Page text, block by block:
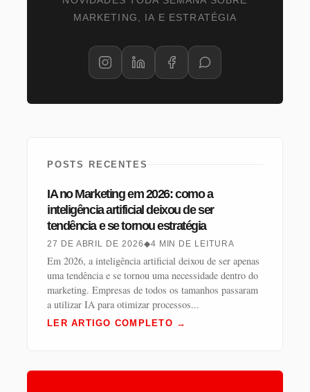
MARKETING, IA E ESTRATÉGIA
POSTS RECENTES
IA no Marketing em 2026: como a
inteligência artificial deixou de ser
tendência e se tornou estratégia
27 DE ABRIL DE 2026◆4 MIN DE LEITURA
Em 2026, a inteligência artificial deixou de ser apenas
uma tendência e se tornou uma necessidade dentro do
marketing. Empresas de todos os tamanhos passaram
a utilizar IA para otimizar processos...
LER ARTIGO COMPLETO →